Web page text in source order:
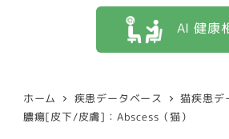
AI 健康
ホーム 疾患データベース 猫疾患デ
膿瘍[皮下/皮膚]：Abscess（猫）